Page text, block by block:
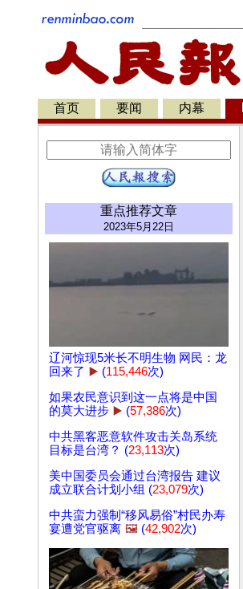
首页 要闻 内幕
重点推荐文章
2023年5月22日
辽河惊现5米长不明生物 网民：龙
回来了 ▶️ (115,446次)
如果农民意识到这一点将是中国
的莫大进步 ▶️ (57,386次)
中共黑客恶意软件攻击关岛系统
目标是台湾？ (23,113次)
美中国委员会通过台湾报告 建议
成立联合计划小组 (23,079次)
中共蛮力强制“移风易俗”村民办寿
宴遭党官驱离 🖼️ (42,902次)